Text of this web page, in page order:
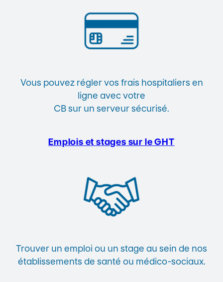
Vous pouvez régler vos frais hospitaliers en
ligne avec votre
CB sur un serveur sécurisé.
Emplois et stages sur le GHT
Trouver un emploi ou un stage au sein de nos
établissements de santé ou médico-sociaux.